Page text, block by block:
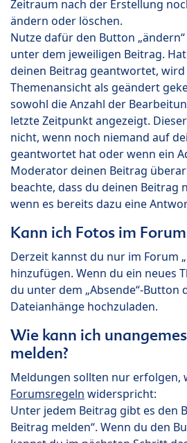
Zeitraum nach der Erstellung
ändern oder löschen.
Nutze dafür den Button
unter dem jeweiligen Beitrag.
deinen Beitrag geantwortet,
Themenansicht als geändert
sowohl die Anzahl der
letzte Zeitpunkt angezeigt.
nicht, wenn noch niemand auf
geantwortet hat oder wenn ein
Moderator deinen Beitrag
beachte, dass du deinen Beitrag
wenn es bereits dazu eine
Kann ich Fotos im
Derzeit kannst du nur im Forum
hinzufügen. Wenn du ein neues
du unter dem „Absende“-Button
Dateianhänge hochzuladen.
Wie kann ich
melden?
Meldungen sollten nur erfolgen,
Forumsregeln widerspricht:
Unter jedem Beitrag gibt es den
Beitrag melden“. Wenn du den